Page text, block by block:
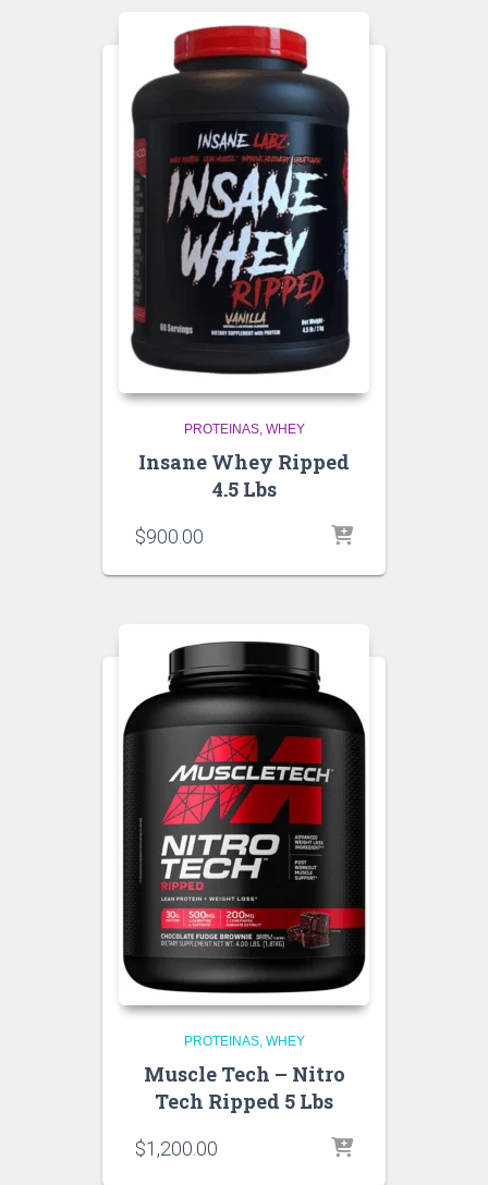
PROTEINAS WHEY
Insane Whey Ripped
4.5 Lbs
$900.00
PROTEINAS WHEY
Muscle Tech – Nitro
Tech Ripped 5 Lbs
$1,200.00